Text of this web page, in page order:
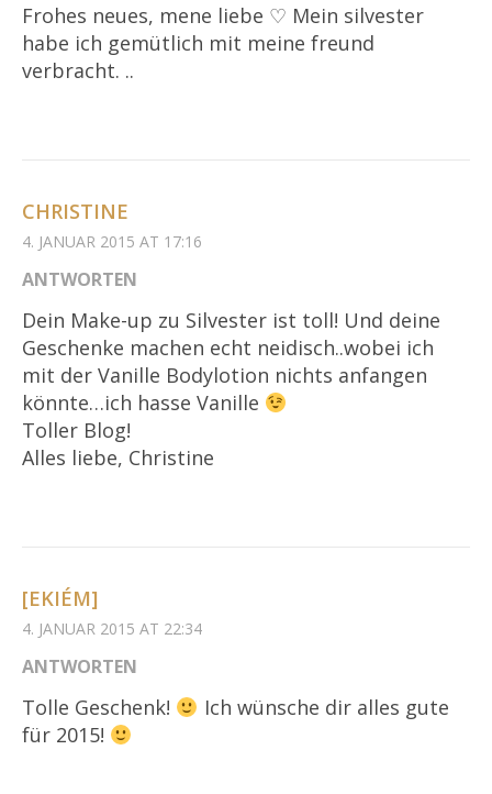
Frohes neues, mene liebe ♡ Mein silvester
habe ich gemütlich mit meine freund
verbracht. ..
CHRISTINE
4. JANUAR 2015 AT 17:16
ANTWORTEN
Dein Make-up zu Silvester ist toll! Und deine
Geschenke machen echt neidisch..wobei ich
mit der Vanille Bodylotion nichts anfangen
könnte…ich hasse Vanille
Toller Blog!
Alles liebe, Christine
[EKIÉM]
4. JANUAR 2015 AT 22:34
ANTWORTEN
Tolle Geschenk!
Ich wünsche dir alles gute
für 2015!